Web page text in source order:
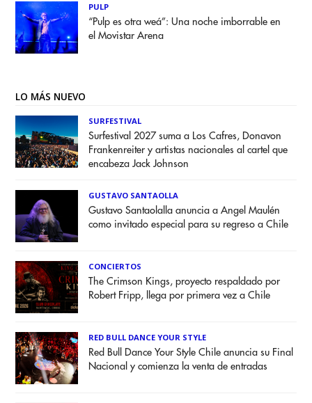
PULP
“Pulp es otra weá”: Una noche imborrable en
el Movistar Arena
LO MÁS NUEVO
SURFESTIVAL
Surfestival 2027 suma a Los Cafres, Donavon
Frankenreiter y artistas nacionales al cartel que
encabeza Jack Johnson
GUSTAVO SANTAOLLA
Gustavo Santaolalla anuncia a Angel Maulén
como invitado especial para su regreso a Chile
CONCIERTOS
The Crimson Kings, proyecto respaldado por
Robert Fripp, llega por primera vez a Chile
RED BULL DANCE YOUR STYLE
Red Bull Dance Your Style Chile anuncia su Final
Nacional y comienza la venta de entradas